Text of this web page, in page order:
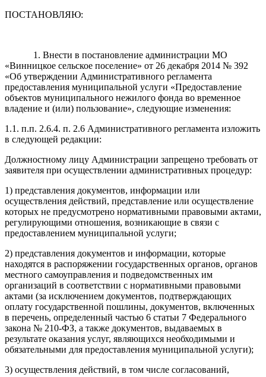
ПОСТАНОВЛЯЮ:
1. Внести в постановление администрации МО
«Винницкое сельское поселение» от 26 декабря 2014 № 392
«Об утверждении Административного регламента
предоставления муниципальной услуги «Предоставление
объектов муниципального нежилого фонда во временное
владение и (или) пользование», следующие изменения:
1.1. п.п. 2.6.4. п. 2.6 Административного регламента изложить
в следующей редакции:
Должностному лицу Администрации запрещено требовать от
заявителя при осуществлении административных процедур:
1) представления документов, информации или
осуществления действий, представление или осуществление
которых не предусмотрено нормативными правовыми актами,
регулирующими отношения, возникающие в связи с
предоставлением муниципальной услуги;
2) представления документов и информации, которые
находятся в распоряжении государственных органов, органов
местного самоуправления и подведомственных им
организаций в соответствии с нормативными правовыми
актами (за исключением документов, подтверждающих
оплату государственной пошлины, документов, включенных
в перечень, определенный частью 6 статьи 7 Федерального
закона № 210-ФЗ, а также документов, выдаваемых в
результате оказания услуг, являющихся необходимыми и
обязательными для предоставления муниципальной услуги);
3) осуществления действий, в том числе согласований,